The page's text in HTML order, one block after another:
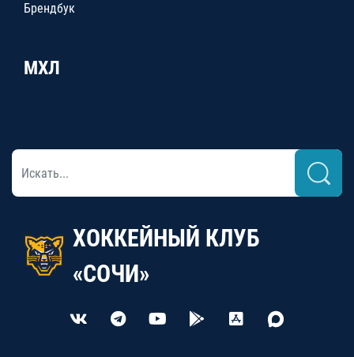
Брендбук
МХЛ
ХОККЕЙНЫЙ КЛУБ
«СОЧИ»